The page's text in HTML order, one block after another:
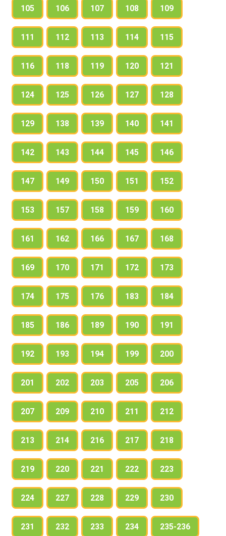
105 106 107 108 109
111 112 113 114 115
116 118 119 120 121
124 125 126 127 128
129 138 139 140 141
142 143 144 145 146
147 149 150 151 152
153 157 158 159 160
161 162 166 167 168
169 170 171 172 173
174 175 176 183 184
185 186 189 190 191
192 193 194 199 200
201 202 203 205 206
207 209 210 211 212
213 214 216 217 218
219 220 221 222 223
224 227 228 229 230
231 232 233 234 235-236